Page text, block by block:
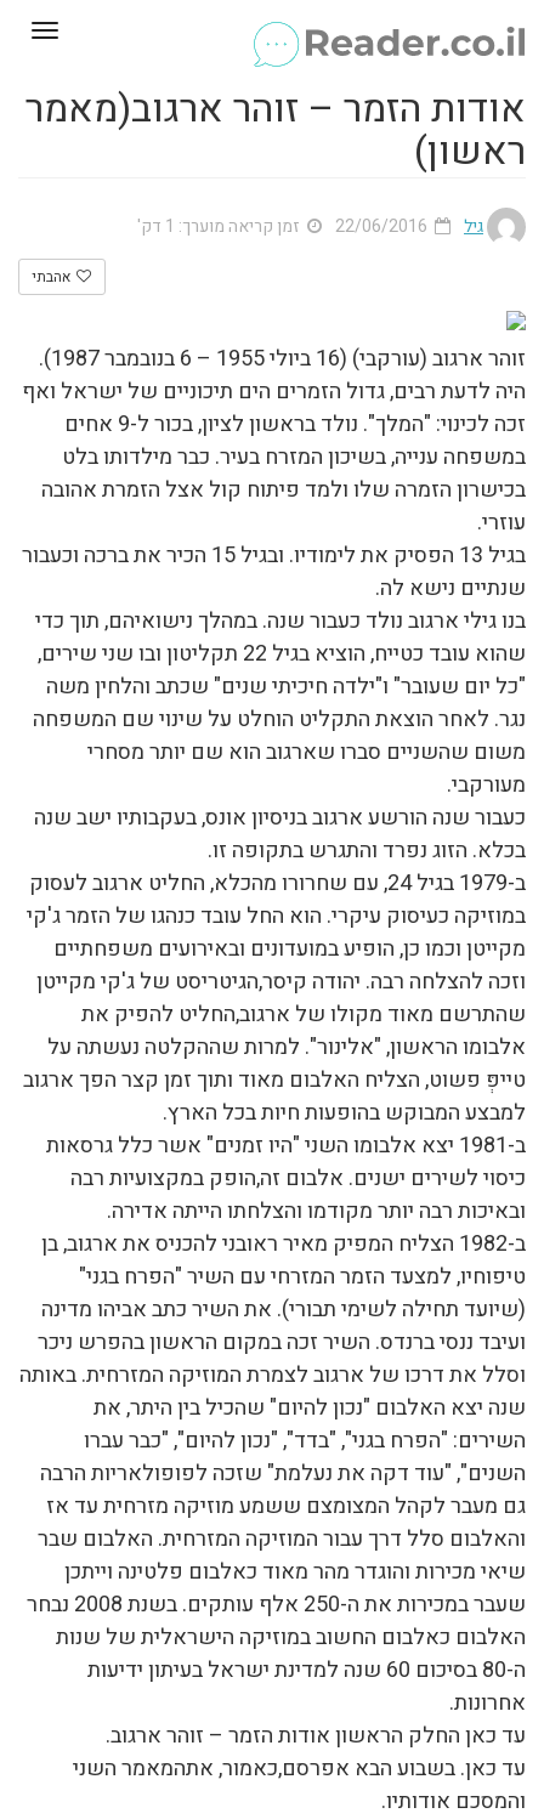
אודות הזמר – זוהר ארגוב(מאמר
ראשון)
גיל זמן קריאה מוערך: 1 דק'
אהבתי
זוהר ארגוב (עורקבי) (16 ביולי 1955 – 6 בנובמבר 1987).
היה לדעת רבים, גדול הזמרים הים תיכוניים של ישראל ואף
זכה לכינוי: "המלך". נולד בראשון לציון, בכור ל-9 אחים
במשפחה ענייה, בשיכון המזרח בעיר. כבר מילדותו בלט
בכישרון הזמרה שלו ולמד פיתוח קול אצל הזמרת אהובה
עוזרי.
בגיל 13 הפסיק את לימודיו. ובגיל 15 הכיר את ברכה וכעבור
שנתיים נישא לה.
בנו גילי ארגוב נולד כעבור שנה. במהלך נישואיהם, תוך כדי
שהוא עובד כטייח, הוציא בגיל 22 תקליטון ובו שני שירים,
"כל יום שעובר" ו"ילדה חיכיתי שנים" שכתב והלחין משה
נגר. לאחר הוצאת התקליט הוחלט על שינוי שם המשפחה
משום שהשניים סברו שארגוב הוא שם יותר מסחרי
מעורקבי.
כעבור שנה הורשע ארגוב בניסיון אונס, בעקבותיו ישב שנה
בכלא. הזוג נפרד והתגרש בתקופה זו.
ב-1979 בגיל 24, עם שחרורו מהכלא, החליט ארגוב לעסוק
במוזיקה כעיסוק עיקרי. הוא החל עובד כנהגו של הזמר ג'קי
מקייטן וכמו כן, הופיע במועדונים ובאירועים משפחתיים
וזכה להצלחה רבה. יהודה קיסר,הגיטריסט של ג'קי מקייטן
שהתרשם מאוד מקולו של ארגוב,החליט להפיק את
אלבומו הראשון, "אלינור". למרות שההקלטה נעשתה על
טייפְּ פשוט, הצליח האלבום מאוד ותוך זמן קצר הפך ארגוב
למבצע המבוקש בהופעות חיות בכל הארץ.
ב-1981 יצא אלבומו השני "היו זמנים" אשר כלל גרסאות
כיסוי לשירים ישנים. אלבום זה,הופק במקצועיות רבה
ובאיכות רבה יותר מקודמו והצלחתו הייתה אדירה.
ב-1982 הצליח המפיק מאיר ראובני להכניס את ארגוב, בן
טיפוחיו, למצעד הזמר המזרחי עם השיר "הפרח בגני"
(שיועד תחילה לשימי תבורי). את השיר כתב אביהו מדינה
ועיבד ננסי ברנדס. השיר זכה במקום הראשון בהפרש ניכר
וסלל את דרכו של ארגוב לצמרת המוזיקה המזרחית. באותה
שנה יצא האלבום "נכון להיום" שהכיל בין היתר, את
השירים: "הפרח בגני", "בדד", "נכון להיום", "כבר עברו
השנים", "עוד דקה את נעלמת" שזכה לפופולאריות הרבה
גם מעבר לקהל המצומצם ששמע מוזיקה מזרחית עד אז
והאלבום סלל דרך עבור המוזיקה המזרחית. האלבום שבר
שיאי מכירות והוגדר מהר מאוד כאלבום פלטינה וייתכן
שעבר במכירות את ה-250 אלף עותקים. בשנת 2008 נבחר
האלבום כאלבום החשוב במוזיקה הישראלית של שנות
ה-80 בסיכום 60 שנה למדינת ישראל בעיתון ידיעות
אחרונות.
עד כאן החלק הראשון אודות הזמר – זוהר ארגוב.
עד כאן. בשבוע הבא אפרסם,כאמור, אתהמאמר השני
והמסכם אודותיו.